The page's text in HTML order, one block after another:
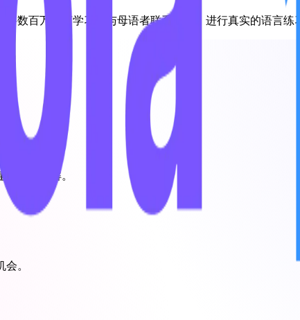
数百万语言学习者与母语者联系起来，进行真实的语言练
相互理解。
。